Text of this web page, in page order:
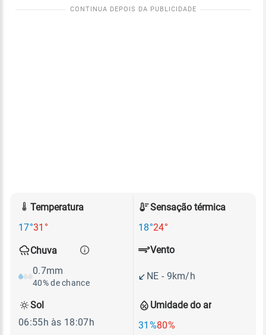
Temperatura
17°31°
Sensação térmica
18°24°
Chuva
0.7mm
40% de chance
Umidade do ar
31%80%
Vento
NE - 9km/h
Sol
06:55h às 18:07h